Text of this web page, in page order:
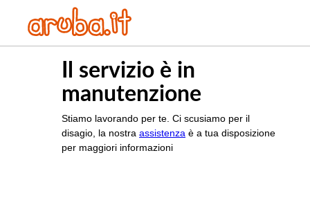
Il servizio è in
manutenzione
Stiamo lavorando per te. Ci scusiamo per il
disagio, la nostra assistenza è a tua disposizione
per maggiori informazioni